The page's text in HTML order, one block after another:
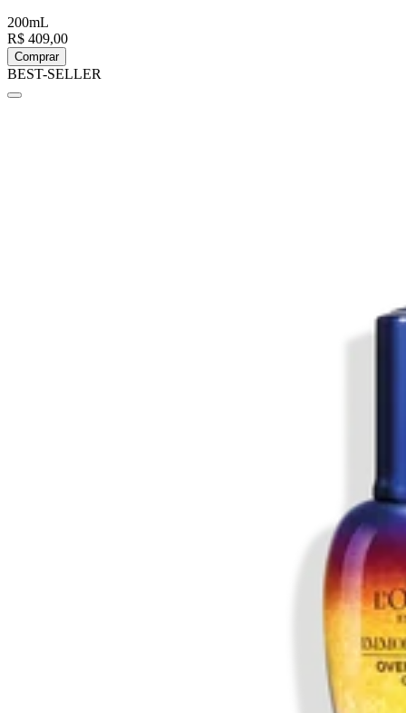
200mL
R$ 409,00
Comprar
BEST-SELLER